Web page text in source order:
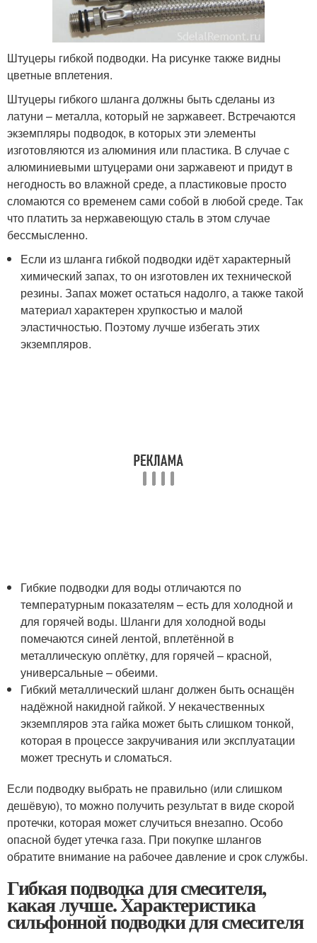
Штуцеры гибкой подводки. На рисунке также видны
цветные вплетения.
Штуцеры гибкого шланга должны быть сделаны из
латуни – металла, который не заржавеет. Встречаются
экземпляры подводок, в которых эти элементы
изготовляются из алюминия или пластика. В случае с
алюминиевыми штуцерами они заржавеют и придут в
негодность во влажной среде, а пластиковые просто
сломаются со временем сами собой в любой среде. Так
что платить за нержавеющую сталь в этом случае
бессмысленно.
Если из шланга гибкой подводки идёт характерный
химический запах, то он изготовлен их технической
резины. Запах может остаться надолго, а также такой
материал характерен хрупкостью и малой
эластичностью. Поэтому лучше избегать этих
экземпляров.
Гибкие подводки для воды отличаются по
температурным показателям – есть для холодной и
для горячей воды. Шланги для холодной воды
помечаются синей лентой, вплетённой в
металлическую оплётку, для горячей – красной,
универсальные – обеими.
Гибкий металлический шланг должен быть оснащён
надёжной накидной гайкой. У некачественных
экземпляров эта гайка может быть слишком тонкой,
которая в процессе закручивания или эксплуатации
может треснуть и сломаться.
Если подводку выбрать не правильно (или слишком
дешёвую), то можно получить результат в виде скорой
протечки, которая может случиться внезапно. Особо
опасной будет утечка газа. При покупке шлангов
обратите внимание на рабочее давление и срок службы.
Гибкая подводка для смесителя,
какая лучше. Характеристика
сильфонной подводки для смесителя